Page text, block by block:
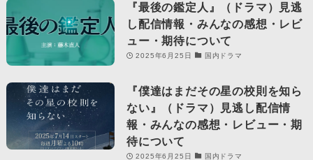
『最後の鑑定人』（ドラマ）見逃
し配信情報・みんなの感想・レビ
ュー・期待について
2025年6月25日 国内ドラマ
『僕達はまだその星の校則を知ら
ない』（ドラマ）見逃し配信情
報・みんなの感想・レビュー・期
待について
2025年6月25日 国内ドラマ